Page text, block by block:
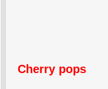
Cherry pops